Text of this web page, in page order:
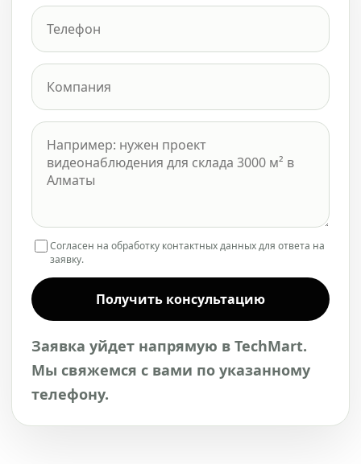
Согласен на обработку контактных данных для ответа на
заявку.
Получить консультацию
Заявка уйдет напрямую в TechMart.
Мы свяжемся с вами по указанному
телефону.